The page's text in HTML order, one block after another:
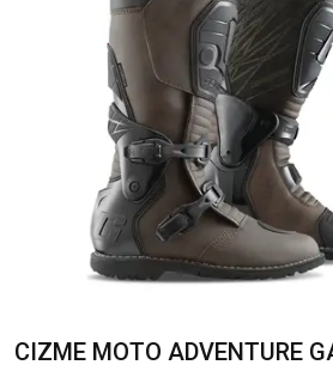
CIZME MOTO ADVENTURE